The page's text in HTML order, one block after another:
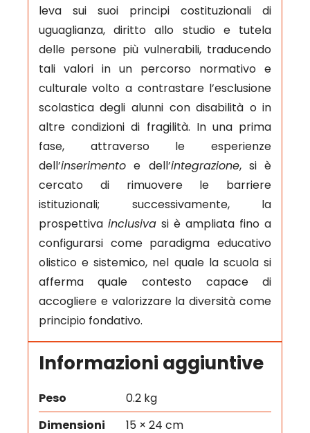
leva sui suoi principi costituzionali di
uguaglianza, diritto allo studio e tutela
delle persone più vulnerabili, traducendo
tali valori in un percorso normativo e
culturale volto a contrastare l’esclusione
scolastica degli alunni con disabilità o in
altre condizioni di fragilità. In una prima
fase, attraverso le esperienze
dell’inserimentoe dell’integrazione, si è
cercato di rimuovere le barriere
istituzionali; successivamente, la
prospettiva inclusivasi è ampliata fino a
configurarsi come paradigma educativo
olistico e sistemico, nel quale la scuola si
afferma quale contesto capace di
accogliere e valorizzare la diversità come
principio fondativo.
Informazioni aggiuntive
Peso
0.2 kg
Dimensioni
15 × 24 cm